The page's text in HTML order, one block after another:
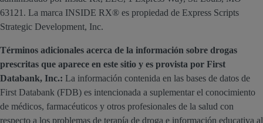
63121. La marca INSIDE RX® es propiedad de Express Scripts
Strategic Development, Inc.
Términos adicionales acerca de la información sobre drogas
prescritas que aparece en este sitio y es provista por First
Databank, Inc.: La información contenida en las bases de datos de
First Databank (FDB) es intencionada a suplementar el conocimiento
de médicos, farmacéuticos y otros profesionales de la salud con
respecto a los problemas de terapía de droga e información educativa al